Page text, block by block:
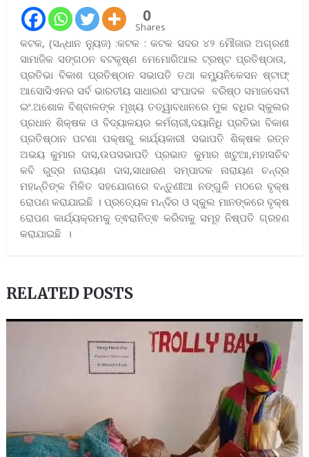
0
Shares
କଟକ, (ସନ୍ଧାନ ନ୍ୟୁଜ) :କଟକ : କଟକ ସଦର ୪୨ ମୌଜାର ଅଗ୍ରଣୀ
ସାମାଜିକ ସଙ୍ଗଠନ ବଟକୃଷ୍ଣ ମେମୋରିଆଲ ଟ୍ରଷ୍ଟ ପ୍ରତିଷ୍ଠାତା,
ପ୍ରତିଭା ବିକାଶ ପ୍ରତିଷ୍ଠାନ ସଭାପତି ତଥା କମ୍ୟୁନିକେସନ ଷ୍ଟାଫ୍
ଆସୋସିଏନର ସର୍ବ ଭାରତୀୟ ସାଧାରଣ ସଂପାଦକ ବରିଷ୍ଠ ସମାଜସେବୀ
ଇଂ.ଅଶୋକ ବିଶ୍ବାଳଙ୍କ ମୂଖ୍ୟ ତତ୍ୱାବଧାନରେ ମୁକ ବଧିର ସ୍କୁଲର
ପ୍ରଧାନ ଶିକ୍ଷକ ଓ ବିଦ୍ୟାଳୟର କର୍ମଚାରୀ,ଦୟାନିଧି ପ୍ରତିଭା ବିକାଶ
ପ୍ରତିଷ୍ଠାନ ପଟଣା ପକ୍ଷରୁ କାର୍ଯ୍ୟକାରୀ ସଭାପତି ଶିକ୍ଷକ ରତ୍ନ
ଅଭୟ କୁମାର ଦାସ,ଉପସଭାପତି ପ୍ରଭାତ କୁମାର ଖଟୁଆ,ମହାସଚିବ
କବି ରୁଦ୍ର ନାରାୟଣ ଦାସ,ସାଧାରଣ ସମ୍ପାଦକ ନାରାୟଣ ଚନ୍ଦ୍ର
ମହାନ୍ତିଙ୍କ ମିଳିତ ସହଯୋଗରେ ବନ୍ତୁଣୀଆ ନଙ୍ଗୁଳି ମଠରେ ବୃକ୍ଷ
ରୋପଣ କରାଯାଇଛି । ପ୍ରତ୍ୟେକ ମନ୍ଦିର ଓ ସ୍କୁଲ ମାନଙ୍କରେ ବୃକ୍ଷ
ରୋପଣ କାର୍ଯ୍ୟକ୍ରମକୁ ତ୍ଵରାନିତ୍ଵ କରିବାକୁ ସମୂହ ନିଷ୍ପତି ଗ୍ରହଣ
କରାଯାଇଛି ।
RELATED POSTS